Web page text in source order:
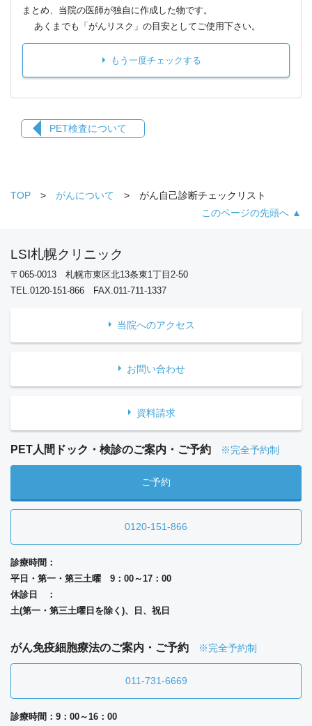
まとめ、当院の医師が独自に作成した物です。
あくまでも「がんリスク」の目安としてご使用下さい。
もう一度チェックする
PET検査について
TOP がんについて
がん自己診断チェックリスト
このページの先頭へ ▲
LSI札幌クリニック
〒065-0013 札幌市東区北13条東1丁目2-50
TEL.0120-151-866 FAX.011-711-1337
当院へのアクセス
お問い合わせ
資料請求
PET人間ドック・検診のご案内・ご予約 ※完全予約制
ご予約
0120-151-866
診療時間：
平日・第一・第三土曜 9：00～17：00
休診日 ：
土(第一・第三土曜日を除く)、日、祝日
がん免疫細胞療法のご案内・ご予約 ※完全予約制
011-731-6669
診療時間：9：00～16：00